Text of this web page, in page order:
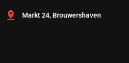
Markt 24, Brouwershaven